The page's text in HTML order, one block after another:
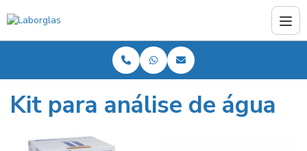
Kit para análise de água